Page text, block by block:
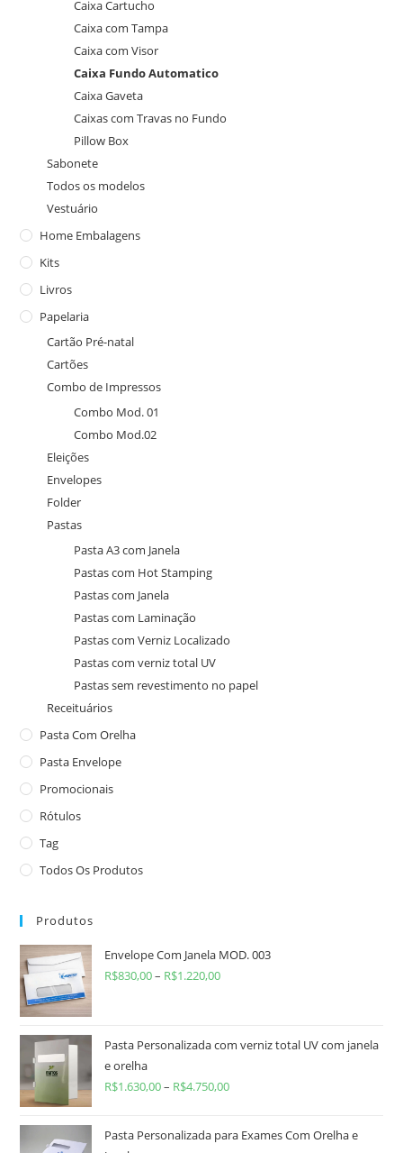
Caixa Cartucho
Caixa com Tampa
Caixa com Visor
Caixa Fundo Automatico
Caixa Gaveta
Caixas com Travas no Fundo
Pillow Box
Sabonete
Todos os modelos
Vestuário
Home Embalagens
Kits
Livros
Papelaria
Cartão Pré-natal
Cartões
Combo de Impressos
Combo Mod. 01
Combo Mod.02
Eleições
Envelopes
Folder
Pastas
Pasta A3 com Janela
Pastas com Hot Stamping
Pastas com Janela
Pastas com Laminação
Pastas com Verniz Localizado
Pastas com verniz total UV
Pastas sem revestimento no papel
Receituários
Pasta Com Orelha
Pasta Envelope
Promocionais
Rótulos
Tag
Todos Os Produtos
Produtos
Envelope Com Janela MOD. 003
R$830,00– R$1.220,00
Pasta Personalizada com verniz total UV com janela
e orelha
R$1.630,00– R$4.750,00
Pasta Personalizada para Exames Com Orelha e